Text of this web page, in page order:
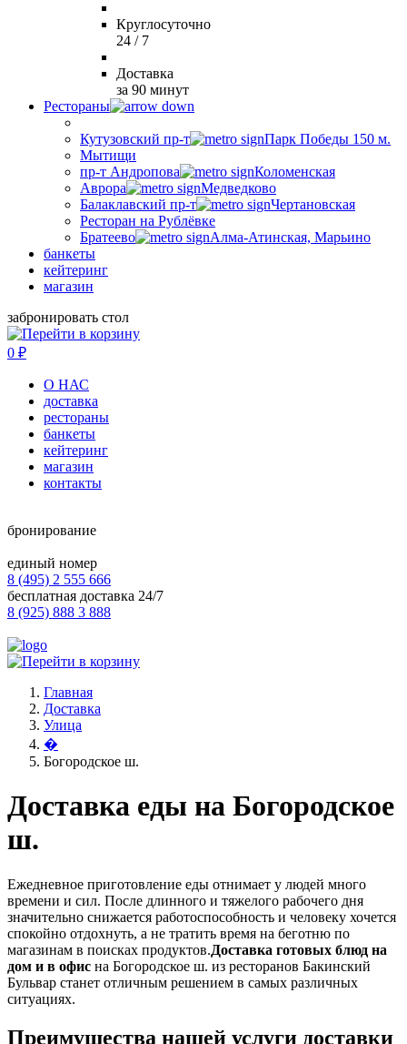
Круглосуточно
24 / 7
Доставка
за 90 минут
Рестораны
Кутузовский пр-т
Парк Победы 150 м.
Мытищи
пр-т Андропова
Коломенская
Аврора
Медведково
Балаклавский пр-т
Чертановская
Ресторан на Рублёвке
Братеево
Алма-Атинская, Марьино
банкеты
кейтеринг
магазин
забронировать стол
0 ₽
О НАС
доставка
рестораны
банкеты
кейтеринг
магазин
контакты
бронирование
единый номер
8 (495) 2 555 666
бесплатная доставка 24/7
8 (925) 888 3 888
Главная
Доставка
Улица
�
Богородское ш.
Доставка еды на Богородское
ш.
Ежедневное приготовление еды отнимает у людей много
времени и сил. После длинного и тяжелого рабочего дня
значительно снижается работоспособность и человеку хочется
спокойно отдохнуть, а не тратить время на беготню по
магазинам в поисках продуктов.Доставка готовых блюд на
дом и в офис на Богородское ш. из ресторанов Бакинский
Бульвар станет отличным решением в самых различных
ситуациях.
Преимущества нашей услуги доставки